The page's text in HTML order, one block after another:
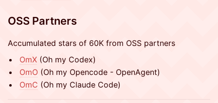
OSS Partners
Accumulated stars of 60K from OSS partners
OmX (Oh my Codex)
OmO (Oh my Opencode - OpenAgent)
OmC (Oh my Claude Code)